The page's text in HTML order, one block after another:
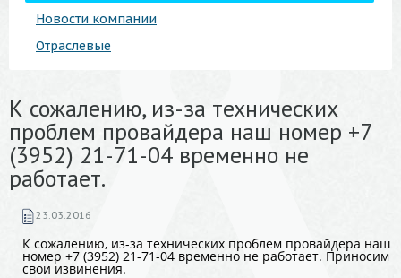
Новости компании
Отраслевые
К сожалению, из-за технических
проблем провайдера наш номер +7
(3952) 21-71-04 временно не
работает.
23.03.2016
К сожалению, из-за технических проблем провайдера наш
номер +7 (3952) 21-71-04 временно не работает. Приносим
свои извинения.